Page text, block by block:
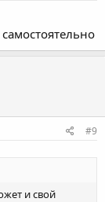
#9
и свой